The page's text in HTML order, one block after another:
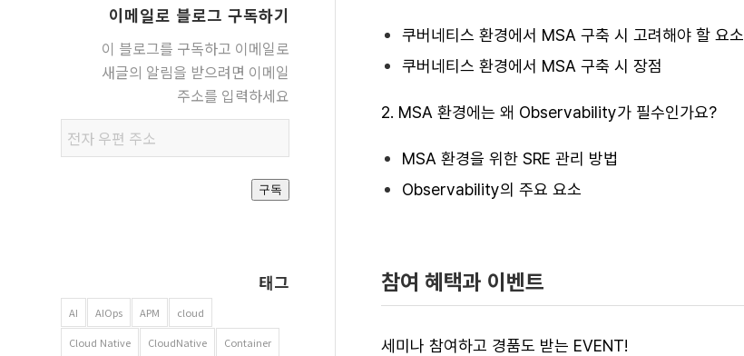
쿠버네티스 환경에서 MSA 구축 시 고려해야 할 요소
쿠버네티스 환경에서 MSA 구축 시 장점
2. MSA 환경에는 왜 Observability가 필수인가요?
MSA 환경을 위한 SRE 관리 방법
Observability의 주요 요소
참여 혜택과 이벤트
세미나 참여하고 경품도 받는 EVENT!
이메일로 블로그 구독하기
이 블로그를 구독하고 이메일로
새글의 알림을 받으려면 이메일
주소를 입력하세요
우편
주소
구독
태그
AI AIOps APM cloud
Cloud Native CloudNative Container